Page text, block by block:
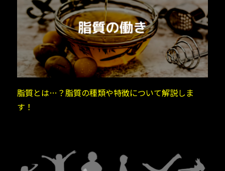
脂質とは…？脂質の種類や特徴について解説しま
す！